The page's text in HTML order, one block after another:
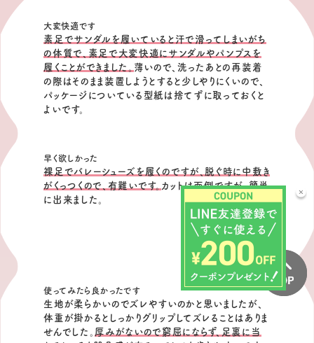
大変快適です
素足でサンダルを履いていると汗で滑ってしまいがち
の体質で、素足で大変快適にサンダルやパンプスを
履くことができました。 薄いので、洗ったあとの再装着
の際はそのまま装置しようとすると少しやりにくいので、
パッケージについている型紙は捨てずに取っておくと
よいです。
早く欲しかった
裸足でバレーシューズを履くのですが、脱ぐ時に中敷き
がくっつくので、有難いです。 カットは面倒ですが、簡単
に出来ました。
使ってみたら良かったです
生地が柔らかいのでズレやすいのかと思いましたが、
体重が掛かるとしっかりグリップしてズレることはありま
せんでした。 厚みがないので窮屈にならず、足裏に当